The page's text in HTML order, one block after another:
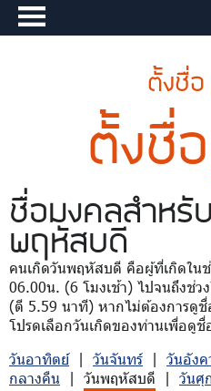
ตั้งชื่อ
ตั้งชื่
ชื่อมงคลสำหรั
พฤหัสบดี
คนเกิดวันพฤหัสบดี คือผู้ที่เกิดใน
06.00น. (6 โมงเช้า) ไปจนถึงช่ว
(ตี 5.59 นาที) หากไม่ต้องการดู
โปรดเลือกวันเกิดของท่านเพื่อดู
วันอาทิตย์| วันจันทร์ | วันอังค
กลางคืน | วันพฤหัสบดี | วันศุ